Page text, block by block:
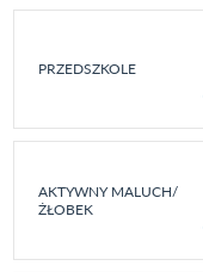
PRZEDSZKOLE
AKTYWNY MALUCH/
ŻŁOBEK